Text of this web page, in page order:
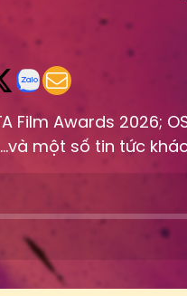
Awards 2026;
một số tin tức